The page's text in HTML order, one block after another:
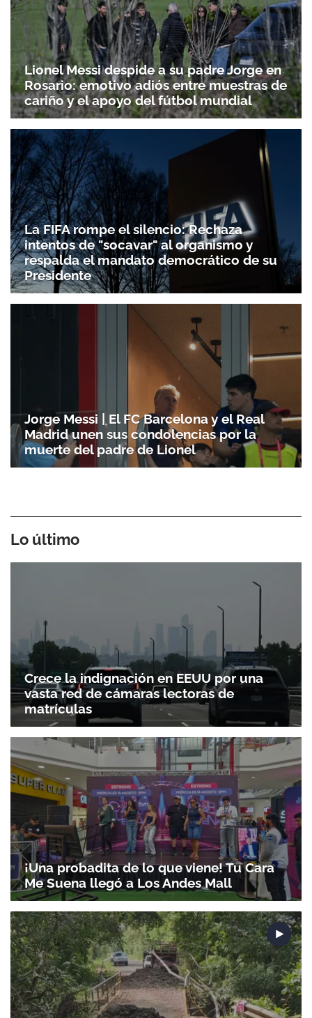
Lionel Messi despide a su padre Jorge en
Rosario: emotivo adiós entre muestras de
cariño y el apoyo del fútbol mundial
La FIFA rompe el silencio: Rechaza
intentos de "socavar" al organismo y
respalda el mandato democrático de su
Presidente
Jorge Messi | El FC Barcelona y el Real
Madrid unen sus condolencias por la
muerte del padre de Lionel
Lo último
Crece la indignación en EEUU por una
vasta red de cámaras lectoras de
matrículas
¡Una probadita de lo que viene! Tu Cara
Me Suena llegó a Los Andes Mall